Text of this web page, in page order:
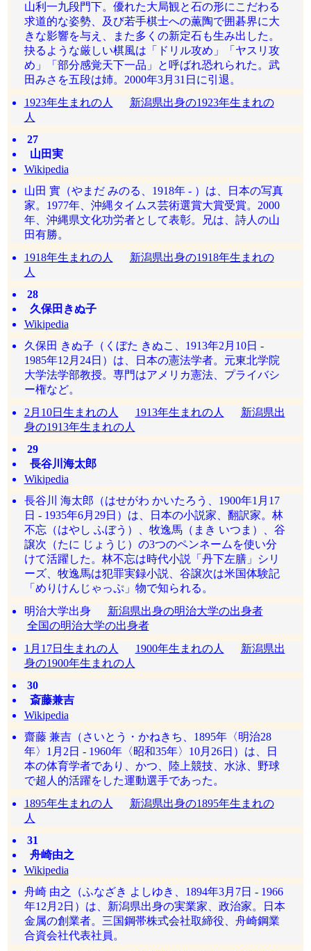
山利一九段門下。優れた大局観と石の形にこだわる
求道的な姿勢、及び若手棋士への薫陶で囲碁界に大
きな影響を与え、また多くの新定石も生み出した。
抉るような厳しい棋風は「ドリル攻め」「ヤスリ攻
め」「部分感覚天下一品」と呼ばれ恐れられた。武
田みさを五段は姉。2000年3月31日に引退。
1923年生まれの人
新潟県出身の1923年生まれの
人
27
山田実
Wikipedia
山田 實（やまだ みのる、1918年 - ）は、日本の写真
家。1977年、沖縄タイムス芸術選賞大賞受賞。2000
年、沖縄県文化功労者として表彰。兄は、詩人の山
田有勝。
1918年生まれの人
新潟県出身の1918年生まれの
人
28
久保田きぬ子
Wikipedia
久保田 きぬ子（くぼた きぬこ、1913年2月10日 -
1985年12月24日）は、日本の憲法学者。元東北学院
大学法学部教授。専門はアメリカ憲法、プライバシ
ー権など。
2月10日生まれの人
1913年生まれの人
新潟県出
身の1913年生まれの人
29
長谷川海太郎
Wikipedia
長谷川 海太郎（はせがわ かいたろう、1900年1月17
日 - 1935年6月29日）は、日本の小説家、翻訳家。林
不忘（はやし ふぼう）、牧逸馬（まき いつま）、谷
譲次（たに じょうじ）の3つのペンネームを使い分
けて活躍した。林不忘は時代小説「丹下左膳」シリ
ーズ、牧逸馬は犯罪実録小説、谷譲次は米国体験記
「めりけんじゃっぷ」物で知られる。
明治大学出身 新潟県出身の明治大学の出身者
全国の明治大学の出身者
1月17日生まれの人
1900年生まれの人
新潟県出
身の1900年生まれの人
30
斎藤兼吉
Wikipedia
齋藤 兼吉（さいとう・かねきち、1895年〈明治28
年〉1月2日 - 1960年〈昭和35年〉10月26日）は、日
本の体育学者であり、かつ、陸上競技、水泳、野球
で超人的活躍をした運動選手であった。
1895年生まれの人
新潟県出身の1895年生まれの
人
31
舟崎由之
Wikipedia
舟崎 由之（ふなざき よしゆき、1894年3月7日 - 1966
年12月2日）は、新潟県出身の実業家、政治家。日本
金属の創業者。三国鋼帯株式会社取締役、舟崎鋼業
合資会社代表社員。